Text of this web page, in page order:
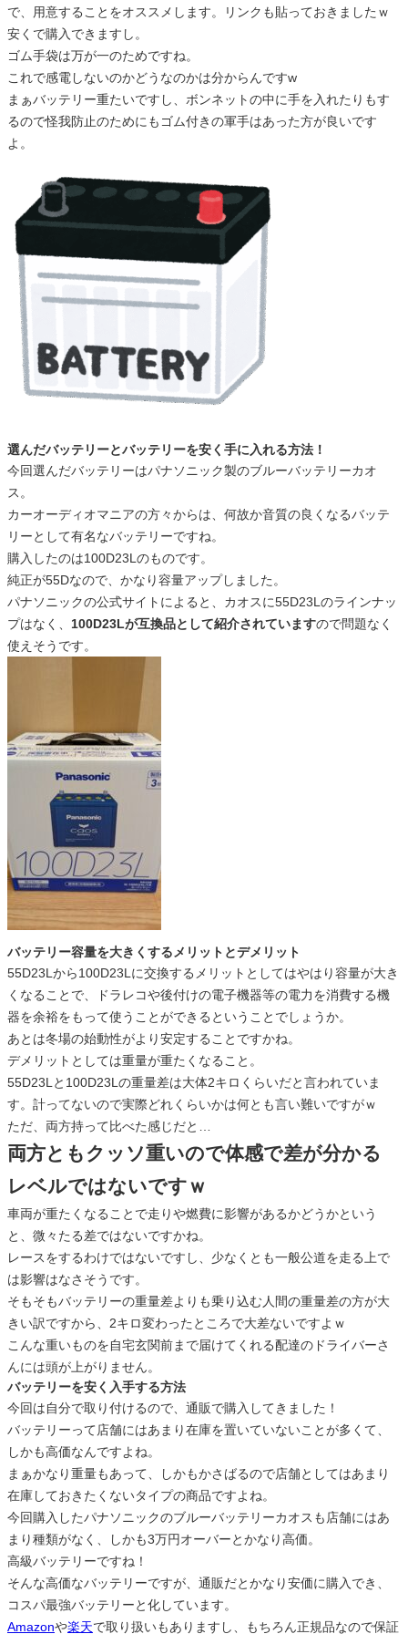
で、用意することをオススメします。リンクも貼っておきましたｗ
安くで購入できますし。
ゴム手袋は万が一のためですね。
これで感電しないのかどうなのかは分からんですw
まぁバッテリー重たいですし、ボンネットの中に手を入れたりもす
るので怪我防止のためにもゴム付きの軍手はあった方が良いです
よ。
選んだバッテリーとバッテリーを安く手に入れる方法！
今回選んだバッテリーはパナソニック製のブルーバッテリーカオ
ス。
カーオーディオマニアの方々からは、何故か音質の良くなるバッテ
リーとして有名なバッテリーですね。
購入したのは100D23Lのものです。
純正が55Dなので、かなり容量アップしました。
パナソニックの公式サイトによると、カオスに55D23Lのラインナッ
プはなく、 100D23Lが互換品として紹介されていますので問題なく
使えそうです。
バッテリー容量を大きくするメリットとデメリット
55D23Lから100D23Lに交換するメリットとしてはやはり容量が大き
くなることで、ドラレコや後付けの電子機器等の電力を消費する機
器を余裕をもって使うことができるということでしょうか。
あとは冬場の始動性がより安定することですかね。
デメリットとしては重量が重たくなること。
55D23Lと100D23Lの重量差は大体2キロくらいだと言われていま
す。計ってないので実際どれくらいかは何とも言い難いですがｗ
ただ、両方持って比べた感じだと…
両方ともクッソ重いので体感で差が分かる
レベルではないですｗ
車両が重たくなることで走りや燃費に影響があるかどうかという
と、微々たる差ではないですかね。
レースをするわけではないですし、少なくとも一般公道を走る上で
は影響はなさそうです。
そもそもバッテリーの重量差よりも乗り込む人間の重量差の方が大
きい訳ですから、2キロ変わったところで大差ないですよｗ
こんな重いものを自宅玄関前まで届けてくれる配達のドライバーさ
んには頭が上がりません。
バッテリーを安く入手する方法
今回は自分で取り付けるので、通販で購入してきました！
バッテリーって店舗にはあまり在庫を置いていないことが多くて、
しかも高価なんですよね。
まぁかなり重量もあって、しかもかさばるので店舗としてはあまり
在庫しておきたくないタイプの商品ですよね。
今回購入したパナソニックのブルーバッテリーカオスも店舗にはあ
まり種類がなく、しかも3万円オーバーとかなり高価。
高級バッテリーですね！
そんな高価なバッテリーですが、通販だとかなり安価に購入でき、
コスパ最強バッテリーと化しています。
Amazonや楽天で取り扱いもありますし、もちろん正規品なので保証